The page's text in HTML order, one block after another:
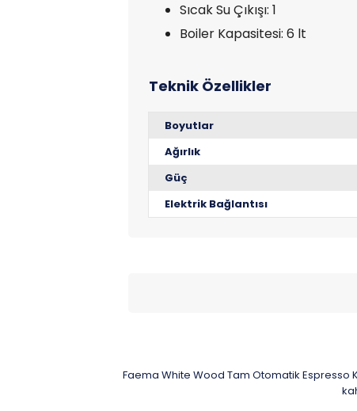
Sıcak Su Çıkışı: 1
Boiler Kapasitesi: 6 lt
Boyutlar
Ağırlık
Güç
Elektrik Bağlantısı
Faema White Wood Tam Otomatik Espresso